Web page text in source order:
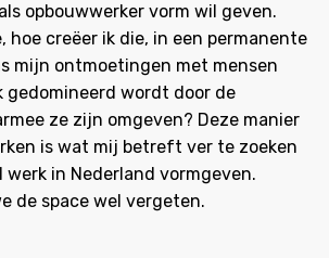
opbouwwerker vorm wil geven.
hoe creëer ik die, in een permanente
mijn ontmoetingen met mensen
gedomineerd wordt door de
ze zijn omgeven? Deze manier
is wat mij betreft ver te zoeken
werk in Nederland vormgeven.
de space wel vergeten.